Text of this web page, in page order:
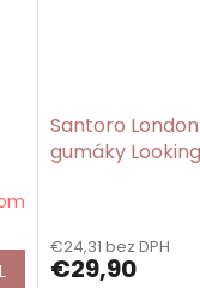
Santoro
gumáky
€24,31 bez DPH
€29,90